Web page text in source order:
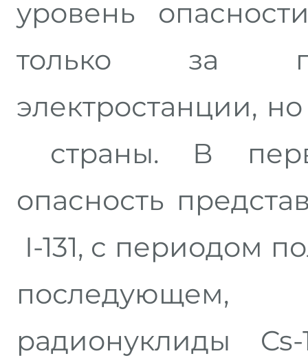
уровень
только за
электростанции,
страны. В
опасность
I-131, с периодом
радионуклиды